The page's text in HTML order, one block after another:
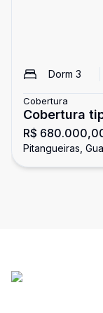
Dorm 3
Cobertura
Cobertura
dormitórios,
R$
Pitangueiras,